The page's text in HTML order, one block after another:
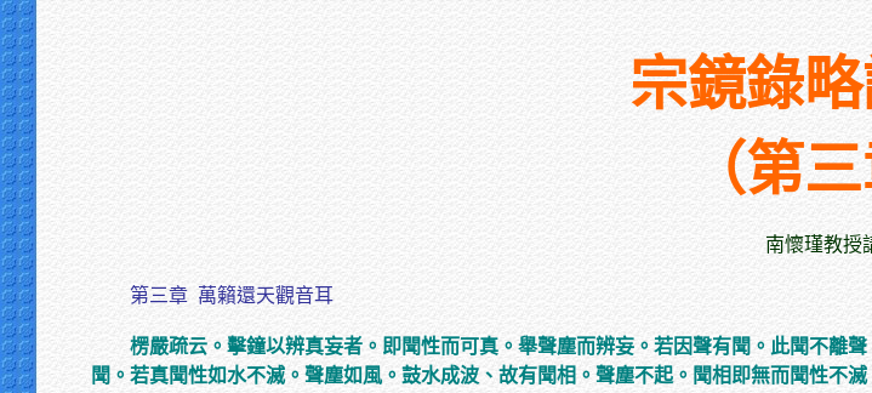
宗鏡錄
（第三
南懷瑾教授
第三章 萬籟還天觀音耳
楞嚴疏云。擊鐘以辨真妄者。即聞性而可真。舉聲塵而辨妄。若因聲有聞。此聞不離
聞。若真聞性如水不滅。聲塵如風。鼓水成波、故有聞相。聲塵不起。聞相即無而聞性不